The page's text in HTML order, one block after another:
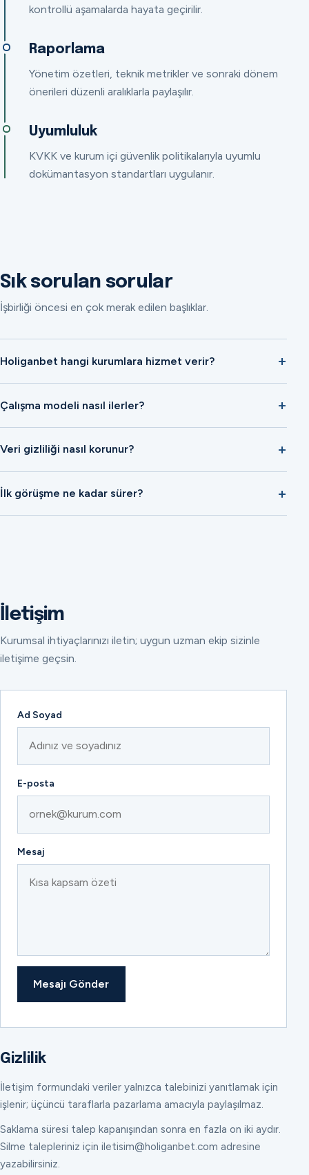
kontrollü aşamalarda hayata geçirilir.
Raporlama
Yönetim özetleri, teknik metrikler ve sonraki dönem
önerileri düzenli aralıklarla paylaşılır.
Uyumluluk
KVKK ve kurum içi güvenlik politikalarıyla uyumlu
dokümantasyon standartları uygulanır.
Sık sorulan sorular
İşbirliği öncesi en çok merak edilen başlıklar.
Holiganbet hangi kurumlara hizmet verir?
Çalışma modeli nasıl ilerler?
Veri gizliliği nasıl korunur?
İlk görüşme ne kadar sürer?
İletişim
Kurumsal ihtiyaçlarınızı iletin; uygun uzman ekip sizinle
iletişime geçsin.
Ad Soyad
E-posta
Mesaj
Mesajı Gönder
Gizlilik
İletişim formundaki veriler yalnızca talebinizi yanıtlamak için
işlenir; üçüncü taraflarla pazarlama amacıyla paylaşılmaz.
Saklama süresi talep kapanışından sonra en fazla on iki aydır.
Silme talepleriniz için iletisim@holiganbet.com adresine
yazabilirsiniz.